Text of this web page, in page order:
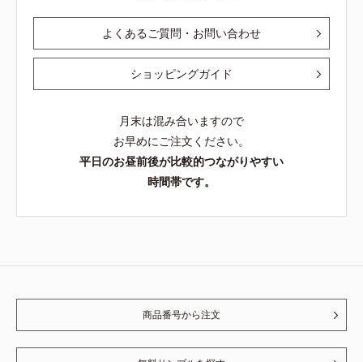
よくあるご質問・お問い合わせ
ショッピングガイド
月末は混み合いますので
お早めにご注文ください。
平日のお昼前後が比較的つながりやすい
時間帯です。
商品番号から注文